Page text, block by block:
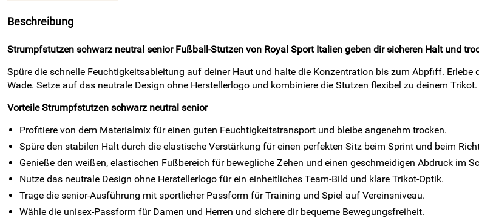
Beschreibung
Strumpfstutzen schwarz neutral senior Fußball-Stutzen von Royal Sport Italien geben dir sicheren Halt und
Spüre die schnelle Feuchtigkeitsableitung auf deiner Haut und halte die Konzentration bis zum Abpfiff.
Wade. Setze auf das neutrale Design ohne Herstellerlogo und kombiniere die Stutzen flexibel zu deinem Trikot.
Vorteile Strumpfstutzen schwarz neutral senior
Profitiere von dem Materialmix für einen guten Feuchtigkeitstransport und bleibe angenehm trocken.
Spüre den stabilen Halt durch die elastische Verstärkung für einen perfekten Sitz beim Sprint und beim
Genieße den weißen, elastischen Fußbereich für bewegliche Zehen und einen geschmeidigen Abdruck im
Nutze das neutrale Design ohne Herstellerlogo für ein einheitliches Team-Bild und klare Trikot-Optik.
Trage die senior-Ausführung mit sportlicher Passform für Training und Spiel auf Vereinsniveau.
Wähle die unisex-Passform für Damen und Herren und sichere dir bequeme Bewegungsfreiheit.